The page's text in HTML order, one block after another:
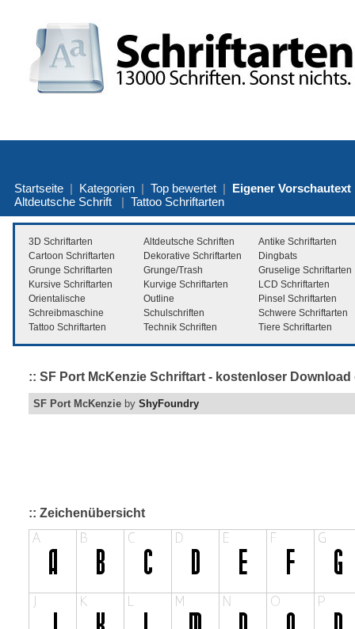
Startseite | Kategorien | Top bewertet | Eigener Vorschautext
Altdeutsche Schrift | Tattoo Schriftarten
3D Schriftarten Altdeutsche Schriften
Antike Schriftarten
Cartoon Schriftarten
Dekorative Schriftarten
Dingbats
Grunge Schriftarten
Grunge/Trash
Gruselige Schriftarten
Kursive Schriftarten
Kurvige Schriftarten
LCD Schriftarten
Orientalische
Outline
Pinsel Schriftarten
Schreibmaschine
Schulschriften
Schwere Schriftarten
Tattoo Schriftarten
Technik Schriften Tiere Schriftarten
:: SF Port McKenzie Schriftart - kostenloser
SF Port McKenzie by ShyFoundry
:: Zeichenübersicht